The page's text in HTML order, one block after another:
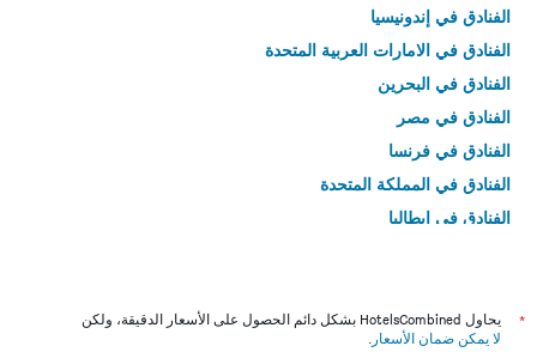
الفنادق في إندونيسيا
الفنادق في الامارات العربية المتحدة
الفنادق في البحرين
الفنادق في مصر
الفنادق في فرنسا
الفنادق في المملكة المتحدة
الفنادق في إيطاليا
*
يحاول HotelsCombined بشكل دائم الحصول على الأسعار الدقيقة، ولكن
لا يمكن ضمان الأسعار .